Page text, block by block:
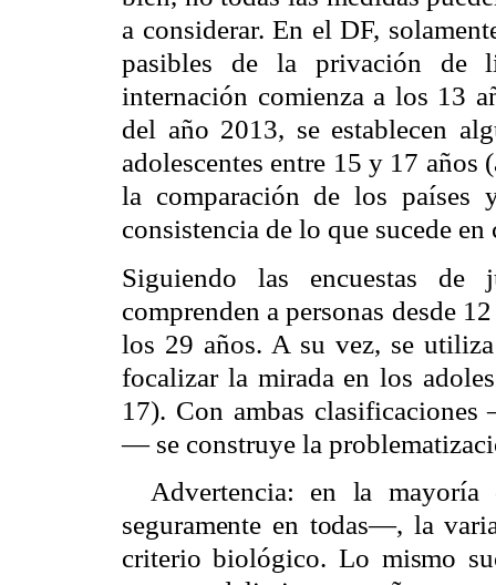
a considerar. En elDF,
pasibles de la privación de
internación comienza a los 13
del año 2013, se establecen
adolescentes entre 15 y 17 años
la comparación de los países
consistencia de lo que sucede
Siguiendo las encuestas de
comprenden a personas desde
los 29 años. A su vez, se
focalizar la mirada en los
17). Con ambas
— se construye la
Advertencia: en la
seguramente en todas—, la
criterio biológico. Lo mismo